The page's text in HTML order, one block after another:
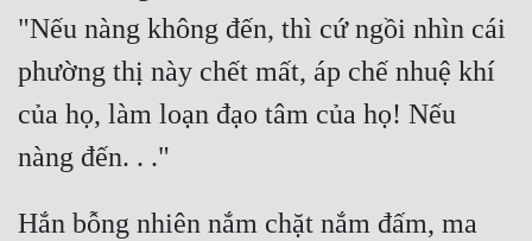
Đô Thị
Đông Phương
Đông Phương Huyền Huyễn
Đồng Nhân
"Nếu nàng không đến, thì cứ ngồi nhìn cái
phường thị này chết mất, áp chế nhuệ khí
của họ, làm loạn đạo tâm của họ! Nếu
Hắn bỗng nhiên nắm chặt nắm đấm, ma